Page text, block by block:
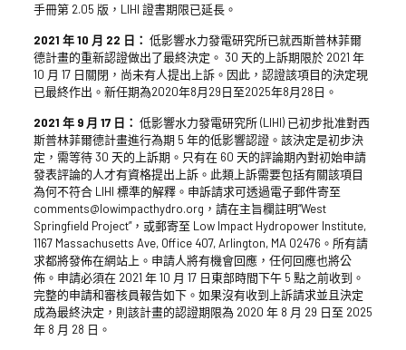
手冊第 2.05 版，LIHI 證書期限已延長。
2021 年 10 月 22 日： 低影響水力發電研究所已就西斯普林菲爾
德計畫的重新認證做出了最終決定。 30 天的上訴期限於 2021 年
10 月 17 日關閉，尚未有人提出上訴。因此，認證該項目的決定現
已最終作出。新任期為2020年8月29日至2025年8月28日。
2021 年 9 月 17 日： 低影響水力發電研究所 (LIHI) 已初步批准對西
斯普林菲爾德計畫進行為期 5 年的低影響認證。該決定是初步決
定，需等待 30 天的上訴期。只有在 60 天的評論期內對初始申請
發表評論的人才有資格提出上訴。此類上訴需要包括有關該項目
為何不符合 LIHI 標準的解釋。申訴請求可透過電子郵件寄至
comments@lowimpacthydro.org，請在主旨欄註明“West
Springfield Project”，或郵寄至 Low Impact Hydropower Institute,
1167 Massachusetts Ave, Office 407, Arlington, MA 02476。所有請
求都將發佈在網站上。申請人將有機會回應，任何回應也將公
佈。申請必須在 2021 年 10 月 17 日東部時間下午 5 點之前收到。
完整的申請和審核員報告如下。如果沒有收到上訴請求並且決定
成為最終決定，則該計畫的認證期限為 2020 年 8 月 29 日至 2025
年 8 月 28 日。